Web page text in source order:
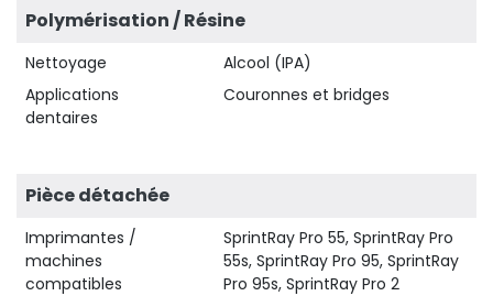
Polymérisation / Résine
Nettoyage
Alcool (IPA)
Applications
dentaires
Couronnes et bridges
Pièce détachée
Imprimantes /
machines
compatibles
SprintRay Pro 55, SprintRay Pro
55s, SprintRay Pro 95, SprintRay
Pro 95s, SprintRay Pro 2